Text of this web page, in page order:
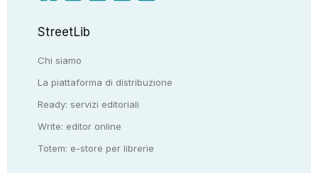
StreetLib
Chi siamo
La piattaforma di distribuzione
Ready: servizi editoriali
Write: editor online
Totem: e-store per librerie